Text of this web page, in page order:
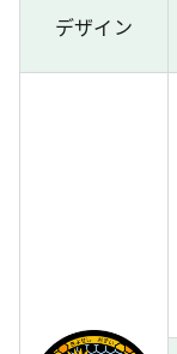
デザイン